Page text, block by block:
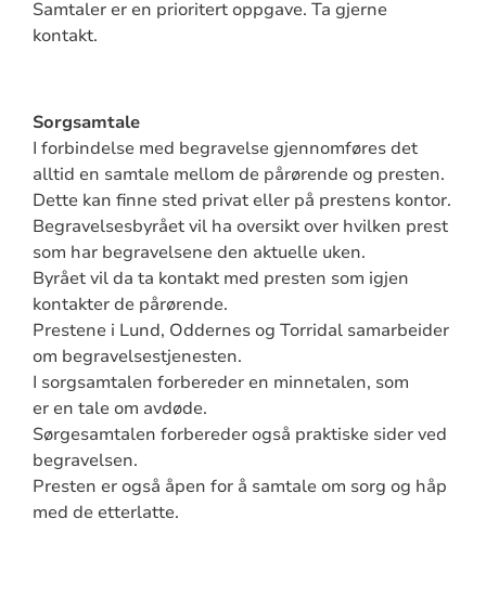
Samtaler er en prioritert oppgave. Ta gjerne
kontakt.
Sorgsamtale
I forbindelse med begravelse gjennomføres det
alltid en samtale mellom de pårørende og presten.
Dette kan finne sted privat eller på prestens kontor.
Begravelsesbyrået vil ha oversikt over hvilken prest
som har begravelsene den aktuelle uken.
Byrået vil da ta kontakt med presten som igjen
kontakter de pårørende.
Prestene i Lund, Oddernes og Torridal samarbeider
om begravelsestjenesten.
I sorgsamtalen forbereder en minnetalen, som
er en tale om avdøde.
Sørgesamtalen forbereder også praktiske sider ved
begravelsen.
Presten er også åpen for å samtale om sorg og håp
med de etterlatte.